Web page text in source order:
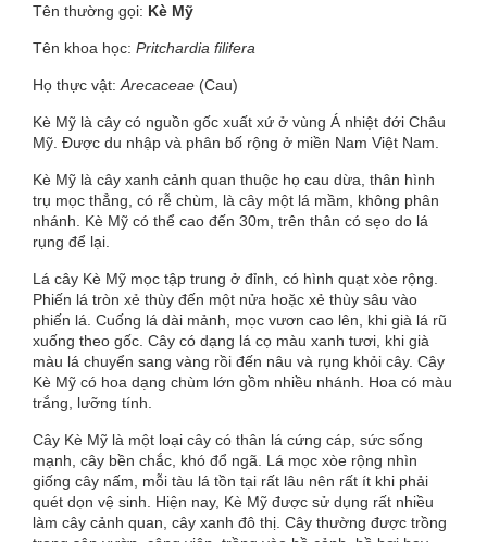
Tên thường gọi: Kè Mỹ
Tên khoa học: Pritchardia filifera
Họ thực vật: Arecaceae (Cau)
Kè Mỹ là cây có nguồn gốc xuất xứ ở vùng Á nhiệt đới Châu
Mỹ. Được du nhập và phân bố rộng ở miền Nam Việt Nam.
Kè Mỹ là cây xanh cảnh quan thuộc họ cau dừa, thân hình
trụ mọc thẳng, có rễ chùm, là cây một lá mầm, không phân
nhánh. Kè Mỹ có thể cao đến 30m, trên thân có sẹo do lá
rụng để lại.
Lá cây Kè Mỹ mọc tập trung ở đỉnh, có hình quạt xòe rộng.
Phiến lá tròn xẻ thùy đến một nửa hoặc xẻ thùy sâu vào
phiến lá. Cuống lá dài mảnh, mọc vươn cao lên, khi già lá rũ
xuống theo gốc. Cây có dạng lá cọ màu xanh tươi, khi già
màu lá chuyển sang vàng rồi đến nâu và rụng khỏi cây. Cây
Kè Mỹ có hoa dạng chùm lớn gồm nhiều nhánh. Hoa có màu
trắng, lưỡng tính.
Cây Kè Mỹ là một loại cây có thân lá cứng cáp, sức sống
mạnh, cây bền chắc, khó đổ ngã. Lá mọc xòe rộng nhìn
giống cây nấm, mỗi tàu lá tồn tại rất lâu nên rất ít khi phải
quét dọn vệ sinh. Hiện nay, Kè Mỹ được sử dụng rất nhiều
làm cây cảnh quan, cây xanh đô thị . Cây thường được trồng